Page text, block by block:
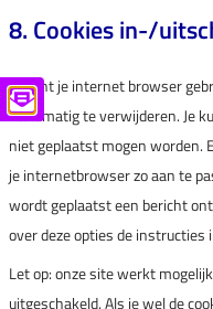
8. Cookies in-/
Je kunt je internet browser
handmatig te verwijderen. Je
niet geplaatst mogen worden.
je internetbrowser zo aan te
wordt geplaatst een bericht
over deze opties de instructies
Let op: onze site werkt
uitgeschakeld. Als je wel de